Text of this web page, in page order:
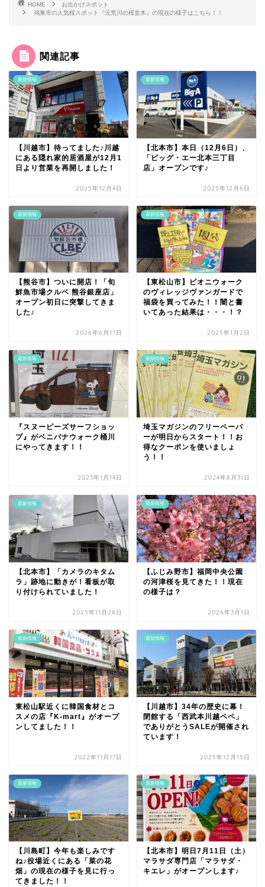
HOME
お出かけスポット
鴻巣市の人気桜スポット『元荒川の桜並木』の現在の様子はこちら！！
関連記事
最新情報
【川越市】待ってました♪川越
にある隠れ家的居酒屋が12月1
日より営業を再開しました！
2025年12月4日
最新情報
【北本市】本日（12月6日）、
「ビッグ・エー北本三丁目
店」オープンです♪
2025年12月6日
最新情報
【熊谷市】ついに開店！「旬
鮮魚市場クルベ 熊谷銀座店」
オープン初日に突撃してきま
した♪
2026年6月17日
最新情報
【東松山市】ピオニウォーク
のヴィレッジヴァンガードで
福袋を買ってみた！！闇と書
いてあった結果は・・・！？
2025年1月2日
最新情報
『スヌーピーズサーフショッ
プ』がベニバナウォーク桶川
にやってきます！！
2023年1月14日
最新情報
埼玉マガジンのフリーペーパ
ーが明日からスタート！！お
得なクーポンを使いましょ
う！！
2024年8月31日
最新情報
【北本市】「カメラのキタム
ラ」跡地に動きが！看板が取
り付けられていました！
2025年11月28日
最新情報
【ふじみ野市】福岡中央公園
の河津桜を見てきた！！現在
の様子は？
2026年3月1日
最新情報
東松山駅近くに韓国食材とコ
スメの店『K-mart』がオープ
ンしてました！！
2022年11月17日
最新情報
【川越市】34年の歴史に幕！
閉館する「西武本川越ペペ」
でありがとうSALEが開催され
ています！
2025年12月15日
最新情報
【川島町】今年も楽しみです
ね♪役場近くにある「菜の花
畑」の現在の様子を見に行っ
てきました！！
最新情報
【北本市】明日7月11日（土）
マラサダ専門店「マラサダ・
キエレ」がオープンします♪